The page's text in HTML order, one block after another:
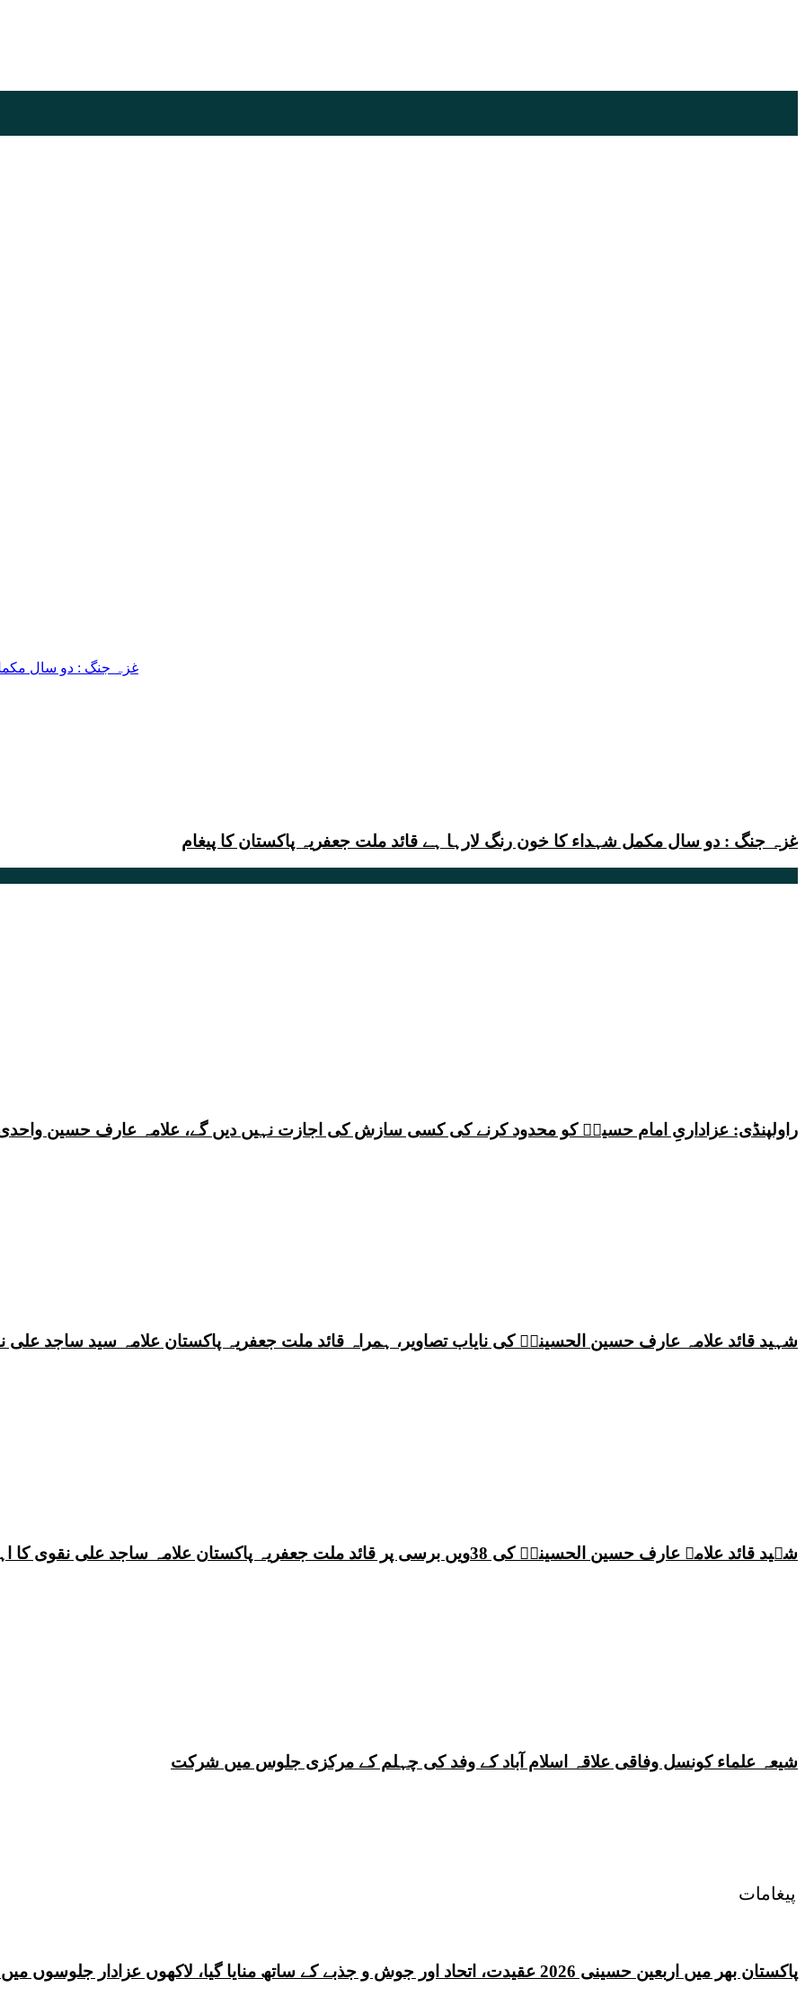
پیغامات
غزہ جنگ : دو سال مکمل شہداء کا خون رنگ لارہا ہے قائد ملت جعفریہ پاکستان کا پیغام
راولپنڈی: عزاداریِ امام حسینؑ کو محدود کرنے کی کسی سازش کی اجازت نہیں دیں گے، علامہ عارف حسین
شہید قائد علامہ عارف حسین الحسینیؒ کی نایاب تصاویر، ہمراہ قائد ملت جعفریہ پاکستان علامہ سید ساجد علی
شہید قائد علامہ عارف حسین الحسینیؒ کی 38ویں برسی پر قائد ملت جعفریہ پاکستان علامہ ساجد علی نقوی کا اہم پیغام
شیعہ علماء کونسل وفاقی علاقہ اسلام آباد کے وفد کی چہلم کے مرکزی جلوس میں شرکت
پاکستان بھر میں اربعین حسینی 2026 عقیدت، اتحاد اور جوش و جذبے کے ساتھ منایا گیا، لاکھوں عزادار جلوسوں میں شریک